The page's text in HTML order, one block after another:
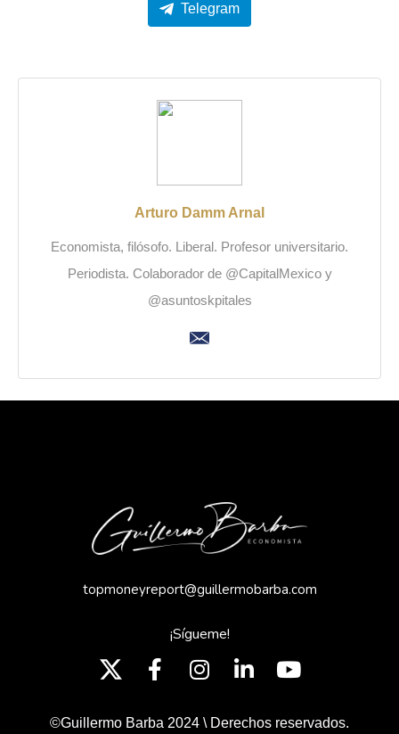
Telegram
Arturo Damm Arnal
Economista, filósofo. Liberal. Profesor universitario.
Periodista. Colaborador de @CapitalMexico y
@asuntoskpitales
topmoneyreport@guillermobarba.com
¡Sígueme!
©Guillermo Barba 2024 \ Derechos reservados.